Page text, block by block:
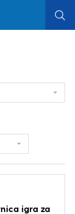
igra za